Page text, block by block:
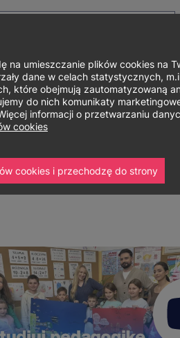
i szkolenia Nauka i badania
na umieszczanie plików cookies
dane w celach statystycznych,
które obejmują zautomatyzowaną
do nich komunikaty
informacji o przetwarzaniu
cookies
cookies i przechodzę do strony